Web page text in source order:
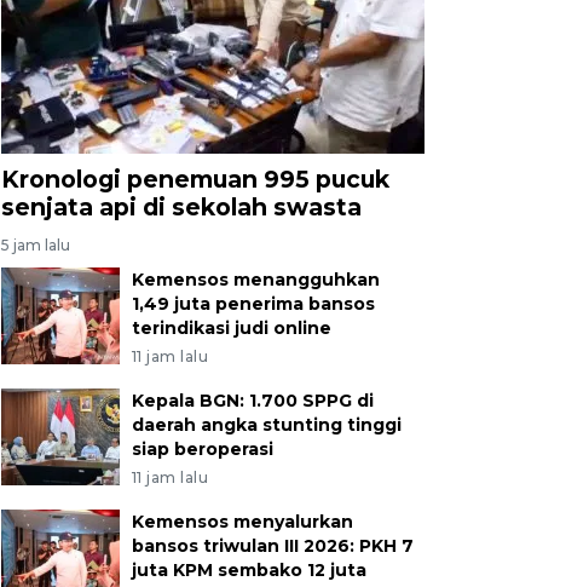
Kronologi penemuan 995 pucuk
senjata api di sekolah swasta
5 jam lalu
Kemensos menangguhkan
1,49 juta penerima bansos
terindikasi judi online
11 jam lalu
Kepala BGN: 1.700 SPPG di
daerah angka stunting tinggi
siap beroperasi
11 jam lalu
Kemensos menyalurkan
bansos triwulan III 2026: PKH 7
juta KPM sembako 12 juta